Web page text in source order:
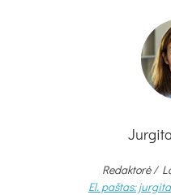
Redaktorė /
El. paštas: